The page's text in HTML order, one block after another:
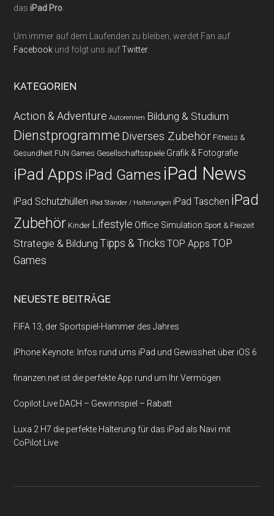
dasiPad Pro
Um immer auf dem Laufenden zu bleiben, werdet Fan auf
Facebook und folgt uns aufTwitter.
KATEGORIEN
Action & Adventure Autorennen Bildung & Studium
Dienstprogramme Diverses Zubehör Fitness &
Gesundheit FUN Games Gesellschaftsspiele Grafik & Fotografie
iPad Apps iPad Games iPad News
iPad Schutzhüllen iPad Ständer / Halterungen iPad Taschen iPad
Zubehör Kinder Lifestyle Office Simulation Sport & Freizeit
Strategie & Bildung Tipps & Tricks TOP Apps TOP
Games
NEUESTE BEITRÄGE
FIFA 13, der Sportspiel-Hammer des Jahres
iPhone Keynote: Infos rund ums iPad und Gewissheit über iOS 6
finanzen.net ist die perfekte App rund um Ihr Vermögen
Copilot Live DACH – Gewinnspiel – Rabatt
Luxa 2 H7 die perfekte Halterung für das iPad als Navi mit
CoPilot Live